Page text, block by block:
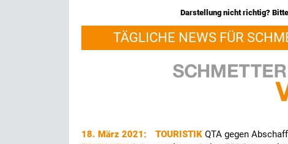
Darstellung nicht richtig?
TÄGLICHE NEWS FÜR
18. März 2021: TOURISTIK QTA gegen